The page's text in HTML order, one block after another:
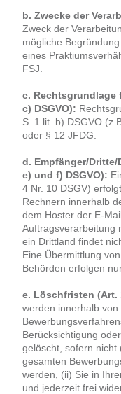
b. Zwecke der
Zweck der
mögliche
eines
FSJ.
c. Rechtsgrundlage
c) DSGVO):
S. 1 lit. b) DSGVO
oder § 12 JFDG.
d. Empfänger/
e) und f) DSGVO):
4 Nr. 10 DSGV)
Rechnern innerhalb
dem Hoster der E-
Auftragsverarbeitung
ein Drittland findet
Eine Übermittlung
Behörden erfolgen
e. Löschfristen (Art.
werden innerhalb
Berücksichtigung
gelöscht, sofern nicht
gesamten
werden, (ii) Sie in
und jederzeit frei